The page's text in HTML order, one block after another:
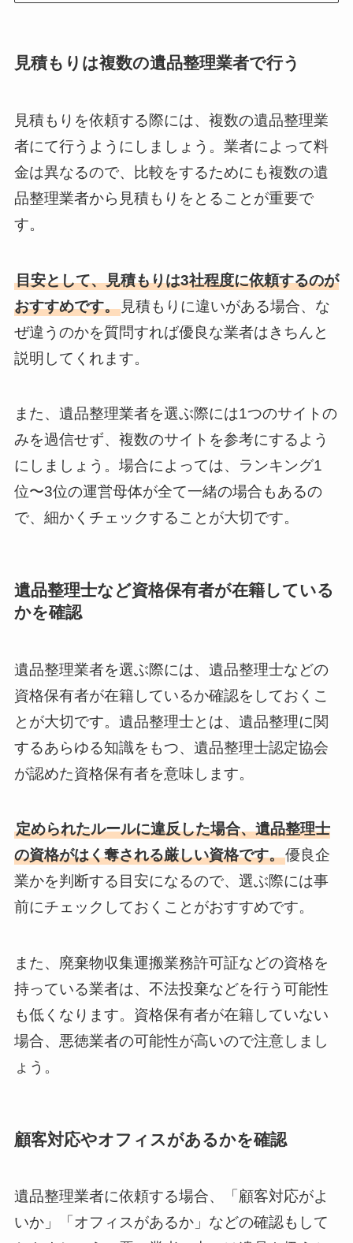
見積もりは複数の遺品整理業者で行う
見積もりを依頼する際には、複数の遺品整理業
者にて行うようにしましょう。業者によって料
金は異なるので、比較をするためにも複数の遺
品整理業者から見積もりをとることが重要で
す。
目安として、見積もりは3社程度に依頼するのが
おすすめです。見積もりに違いがある場合、な
ぜ違うのかを質問すれば優良な業者はきちんと
説明してくれます。
また、遺品整理業者を選ぶ際には1つのサイトの
みを過信せず、複数のサイトを参考にするよう
にしましょう。場合によっては、ランキング1
位〜3位の運営母体が全て一緒の場合もあるの
で、細かくチェックすることが大切です。
遺品整理士など資格保有者が在籍している
かを確認
遺品整理業者を選ぶ際には、遺品整理士などの
資格保有者が在籍しているか確認をしておくこ
とが大切です。遺品整理士とは、遺品整理に関
するあらゆる知識をもつ、遺品整理士認定協会
が認めた資格保有者を意味します。
定められたルールに違反した場合、遺品整理士
の資格がはく奪される厳しい資格です。優良企
業かを判断する目安になるので、選ぶ際には事
前にチェックしておくことがおすすめです。
また、廃棄物収集運搬業務許可証などの資格を
持っている業者は、不法投棄などを行う可能性
も低くなります。資格保有者が在籍していない
場合、悪徳業者の可能性が高いので注意しまし
ょう。
顧客対応やオフィスがあるかを確認
遺品整理業者に依頼する場合、「顧客対応がよ
いか」「オフィスがあるか」などの確認もして